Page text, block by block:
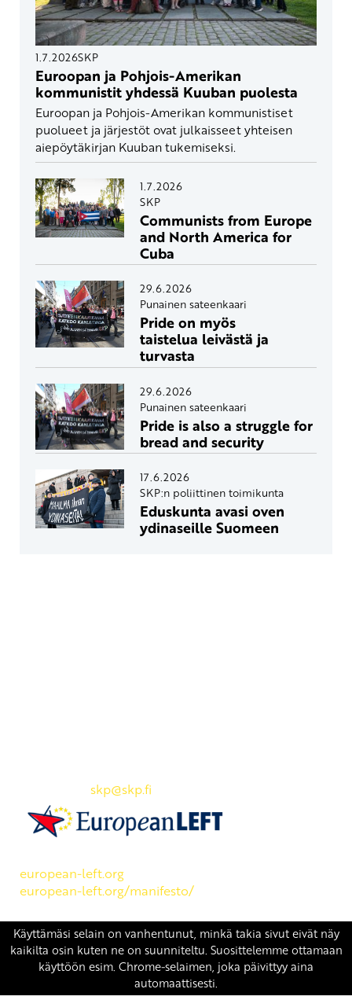
1.7.2026SKP
Euroopan ja Pohjois-Amerikan
kommunistit yhdessä Kuuban puolesta
Euroopan ja Pohjois-Amerikan kommunistiset
puolueet ja järjestöt ovat julkaisseet yhteisen
aiepöytäkirjan Kuuban tukemiseksi.
1.7.2026
SKP
Communists from Europe
and North America for
Cuba
29.6.2026
Punainen sateenkaari
Pride on myös
taistelua leivästä ja
turvasta
29.6.2026
Punainen sateenkaari
Pride is also a struggle for
bread and security
17.6.2026
SKP:n poliittinen toimikunta
Eduskunta avasi oven
ydinaseille Suomeen
skp@skp.fi
european-left.org
european-left.org/manifesto/